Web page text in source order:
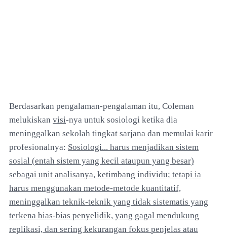
Berdasarkan pengalaman-pengalaman itu, Coleman
melukiskan visi-nya untuk sosiologi ketika dia
meninggalkan sekolah tingkat sarjana dan memulai karir
profesionalnya: Sosiologi... harus menjadikan sistem
sosial (entah sistem yang kecil ataupun yang besar)
sebagai unit analisanya, ketimbang individu; tetapi ia
harus menggunakan metode-metode kuantitatif,
meninggalkan teknik-teknik yang tidak sistematis yang
terkena bias-bias penyelidik, yang gagal mendukung
replikasi, dan sering kekurangan fokus penjelas atau